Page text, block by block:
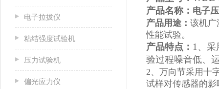
电子拉拔仪
粘结强度试验机
压力试验机
偏光应力仪
产品名称： 电子压
产品用途： 该机广
性能试验。
产品特点： 1、采
验过程噪音低、
2、万向节采用十
试样对传感器的影